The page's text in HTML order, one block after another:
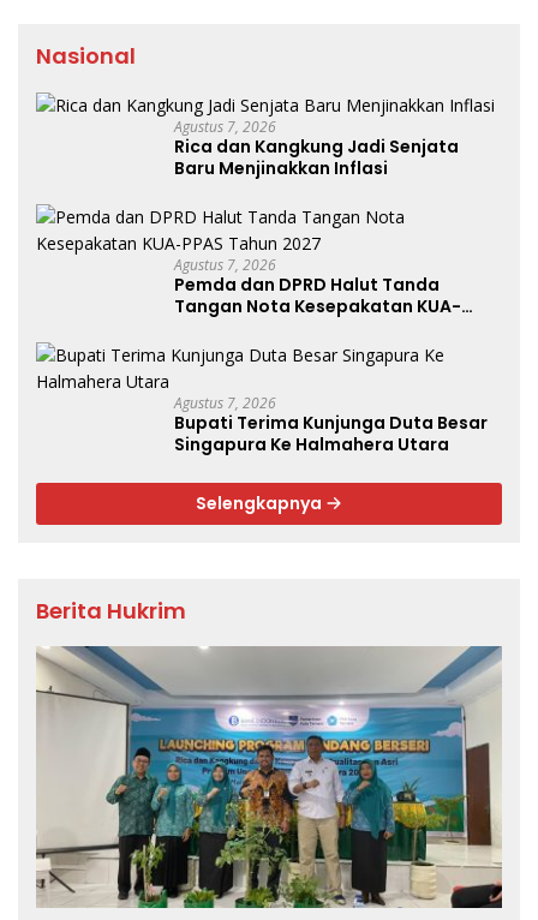
Nasional
Agustus 7, 2026
Rica dan Kangkung Jadi Senjata
Baru Menjinakkan Inflasi
Agustus 7, 2026
Pemda dan DPRD Halut Tanda
Tangan Nota Kesepakatan KUA-
Agustus 7, 2026
Bupati Terima Kunjunga Duta Besar
Singapura Ke Halmahera Utara
Selengkapnya
Berita Hukrim